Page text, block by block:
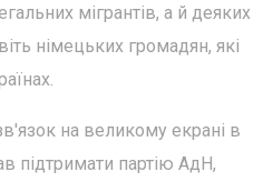
мігрантів, а й деяких
німецьких громадян, які
на великому екрані в
підтримати партію АдН,